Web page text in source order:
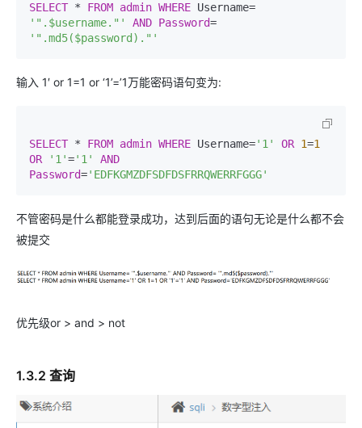
SELECT * FROM admin WHERE
'".$username."'
AND Password
'".md5($password)."'
输入 1′ or 1=1 or ‘1’=’1万能密码语句变为:
SELECT * FROM admin WHERE Username='1' OR 1=1
OR
'1'='1'
AND
Password='EDFKGMZDFSDFDSFRRQWERRFGGG'
不管密码是什么都能登录成功，达到后面的语句无论是什么都不会
被提交
优先级or > and > not
1.3.2 查询